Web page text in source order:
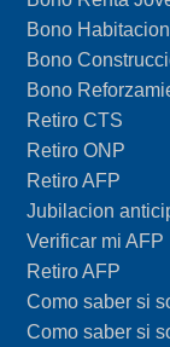
Bono
Bono
Bono
Retiro CTS
Retiro ONP
Retiro AFP
Jubilacion
Verificar mi AFP
Retiro AFP
Como saber si
Como saber si